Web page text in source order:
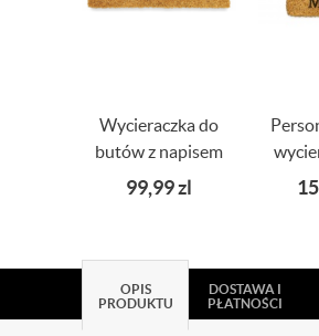
Wycieraczka do
butów z napisem
WELCOME
99,99zl
OPIS
PRODUKTU
DOSTAWA I
PŁATNOŚCI